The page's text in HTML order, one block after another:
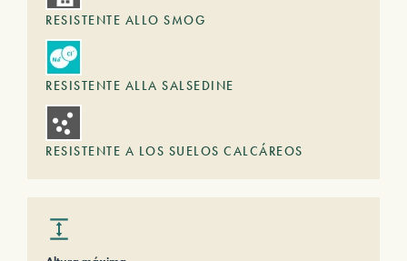
RESISTENTE ALLO SMOG
RESISTENTE ALLA SALSEDINE
RESISTENTE A LOS SUELOS CALCÁREOS